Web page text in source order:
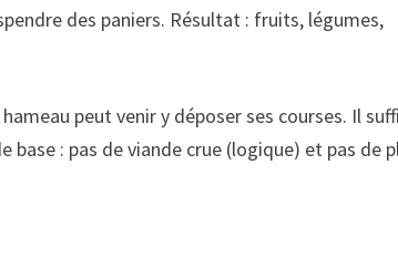
des paniers. Résultat : fruits, légumes,
peut venir y déposer ses courses. Il
base : pas de viande crue (logique) et pas de